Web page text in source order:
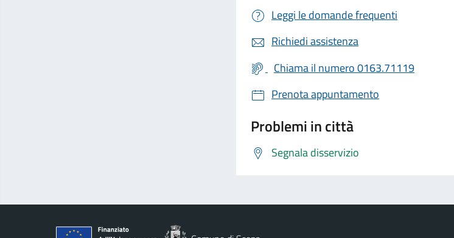
Leggi le domande frequenti
Richiedi assistenza
Chiama il numero 0163.71119
Prenota appuntamento
Problemi in città
Segnala disservizio